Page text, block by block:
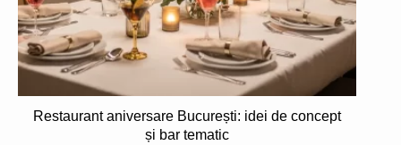
Restaurant aniversare București: idei de concept
și bar tematic